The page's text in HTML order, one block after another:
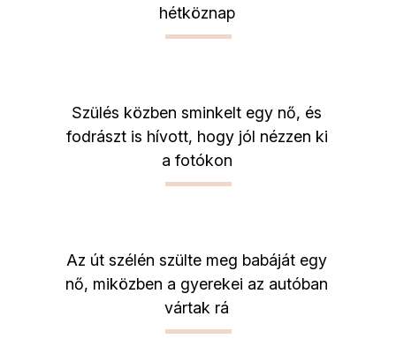
hétköznap
Szülés közben sminkelt egy nő, és
fodrászt is hívott, hogy jól nézzen ki
a fotókon
Az út szélén szülte meg babáját egy
nő, miközben a gyerekei az autóban
vártak rá